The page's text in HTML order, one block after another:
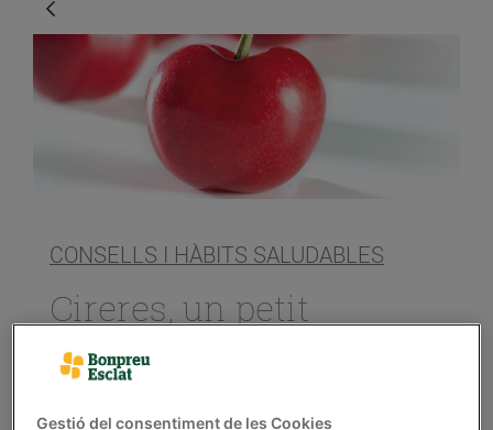
CONSELLS I HÀBITS SALUDABLES
Cireres, un petit
caramel
14/de juny/2019
Gestió del consentiment de les Cookies